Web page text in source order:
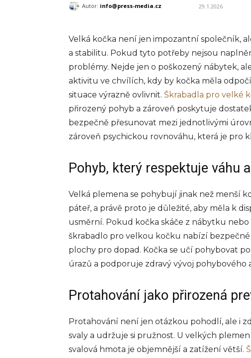
Autor: info@press-media.cz 29.1.2026
Velká kočka není jen impozantní společník,
a stabilitu. Pokud tyto potřeby nejsou
problémy. Nejde jen o poškozený nábytek,
aktivitu ve chvílích, kdy by kočka měla
situace výrazně ovlivnit. Škrabadla pro velké
přirozený pohyb a zároveň poskytuje
bezpečně přesunovat mezi jednotlivými
zároveň psychickou rovnováhu, která je pro
Pohyb, který respektuje váhu
Velká plemena se pohybují jinak než menší
páteř, a právě proto je důležité, aby měla k
usměrní. Pokud kočka skáče z nábytku
škrabadlo pro velkou kočku nabízí
plochy pro dopad. Kočka se učí pohybovat
úrazů a podporuje zdravý vývoj pohybového
Protahování jako přirozená
Protahování není jen otázkou pohodlí, ale i
svaly a udržuje si pružnost. U velkých
svalová hmota je objemnější a zatížení větší.